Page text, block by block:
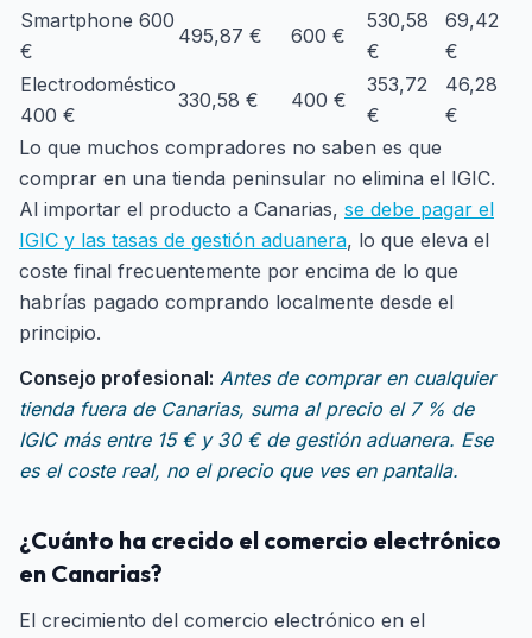
Smartphone 600
€
495,87 € 600 €
530,58
€
69,42
€
Electrodoméstico
400 €
330,58 € 400 €
353,72
€
46,28
€
Lo que muchos compradores no saben es que
comprar en una tienda peninsular no elimina el IGIC.
Al importar el producto a Canarias, se debe pagar el
IGIC y las tasas de gestión aduanera, lo que eleva el
coste final frecuentemente por encima de lo que
habrías pagado comprando localmente desde el
principio.
Consejo profesional: Antes de comprar en cualquier
tienda fuera de Canarias, suma al precio el 7 % de
IGIC más entre 15 € y 30 € de gestión aduanera. Ese
es el coste real, no el precio que ves en pantalla.
¿Cuánto ha crecido el comercio electrónico
en Canarias?
El crecimiento del comercio electrónico en el